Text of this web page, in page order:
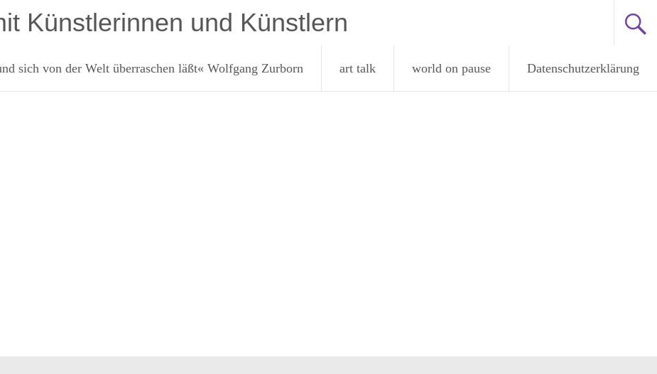
Künstlerinnen und Künstlern
sich von der Welt überraschen läßt« Wolfgang Zurborn art talk world on pause Datenschutzerklärung